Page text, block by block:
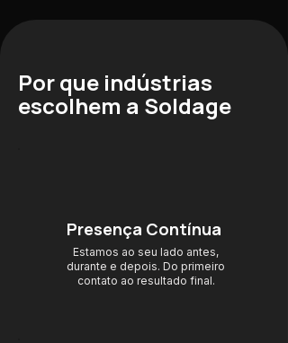
Por que indústrias
escolhem a Soldage
Presença Contínua
Estamos ao seu lado antes,
durante e depois. Do primeiro
contato ao resultado final.